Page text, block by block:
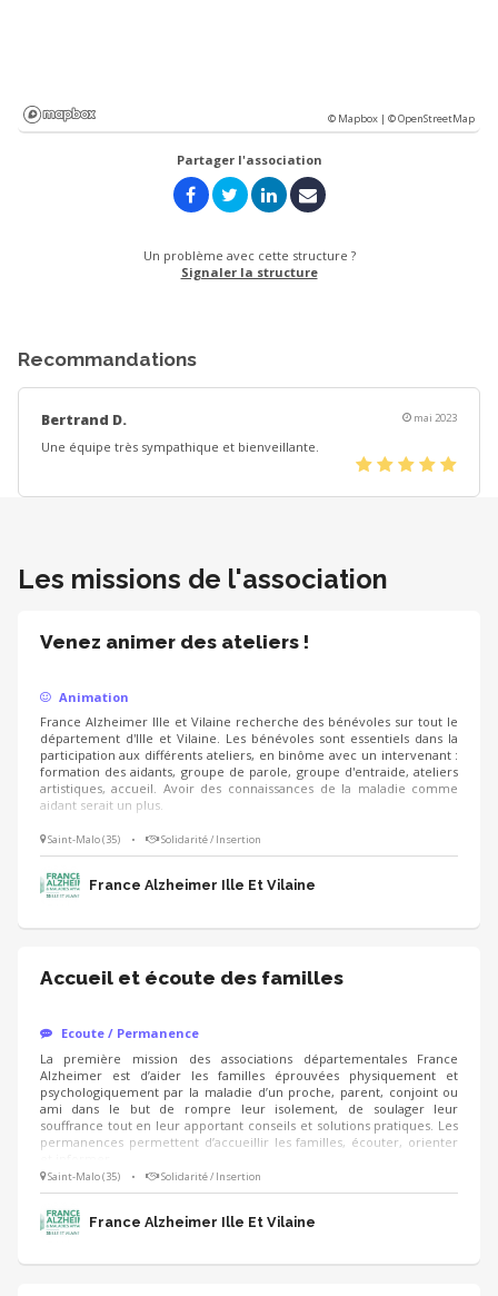
© Mapbox |© OpenStreetMap
Partager l'association
Un problème avec cette structure ?
Signaler la structure
Recommandations
mai 2023
Bertrand D.
Une équipe très sympathique et bienveillante.
(*)(*)(*)(*)(*)
Les missions de l'association
Venez animer des ateliers !
Animation
France Alzheimer Ille et Vilaine recherche des bénévoles sur tout le
département d'Ille et Vilaine. Les bénévoles sont essentiels dans la
participation aux différents ateliers, en binôme avec un intervenant :
formation des aidants, groupe de parole, groupe d'entraide, ateliers
artistiques, accueil. Avoir des connaissances de la maladie comme
aidant serait un plus.
Saint-Malo (35) • Solidarité / Insertion
France Alzheimer Ille Et Vilaine
Accueil et écoute des familles
Ecoute / Permanence
La première mission des associations départementales France
Alzheimer est d’aider les familles éprouvées physiquement et
psychologiquement par la maladie d’un proche, parent, conjoint ou
ami dans le but de rompre leur isolement, de soulager leur
souffrance tout en leur apportant conseils et solutions pratiques. Les
permanences permettent d’accueillir les familles, écouter, orienter
Saint-Malo (35) • Solidarité / Insertion
France Alzheimer Ille Et Vilaine